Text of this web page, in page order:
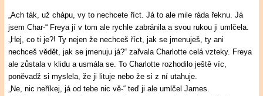
„Ach ták, už chápu, vy to nechcete říct. Já to ale mile ráda řeknu. Já
jsem Char-“ Freya jí v tom ale rychle zabránila a svou rukou ji umlčela.
„Hej, co ti je?! Ty nejen že nechceš říct, jak se jmenuješ, ty ani
nechceš vědět, jak se jmenuju já?“ zařvala Charlotte celá vzteky. Freya
ale zůstala v klidu a usmála se. To Charlotte rozhodilo ještě víc,
poněvadž si myslela, že ji lituje nebo že si z ní utahuje.
„Ne, nic neříkej, já od tebe nic vě-“ teď ji ale umlčel James.